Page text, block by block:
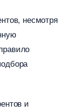
несмотря
и